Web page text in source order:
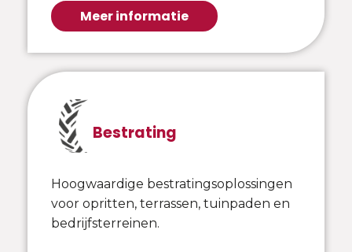
Meer informatie
Bestrating
Hoogwaardige bestratingsoplossingen
voor opritten, terrassen, tuinpaden en
bedrijfsterreinen.